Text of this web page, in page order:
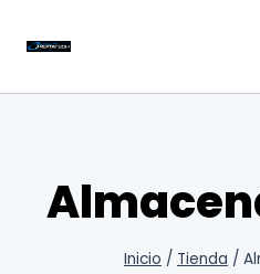
Inicio / Tienda /